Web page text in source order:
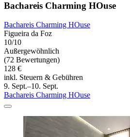
Bachareis Charming HOuse
Bachareis Charming HOuse
Figueira da Foz
10/10
Außergewöhnlich
(72 Bewertungen)
128 €
inkl. Steuern & Gebühren
9. Sept.–10. Sept.
Bachareis Charming HOuse